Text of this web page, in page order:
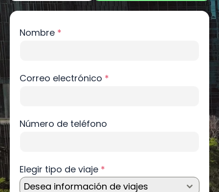
Nombre *
Correo electrónico *
Número de teléfono
Elegir tipo de viaje *
Desea información de viajes